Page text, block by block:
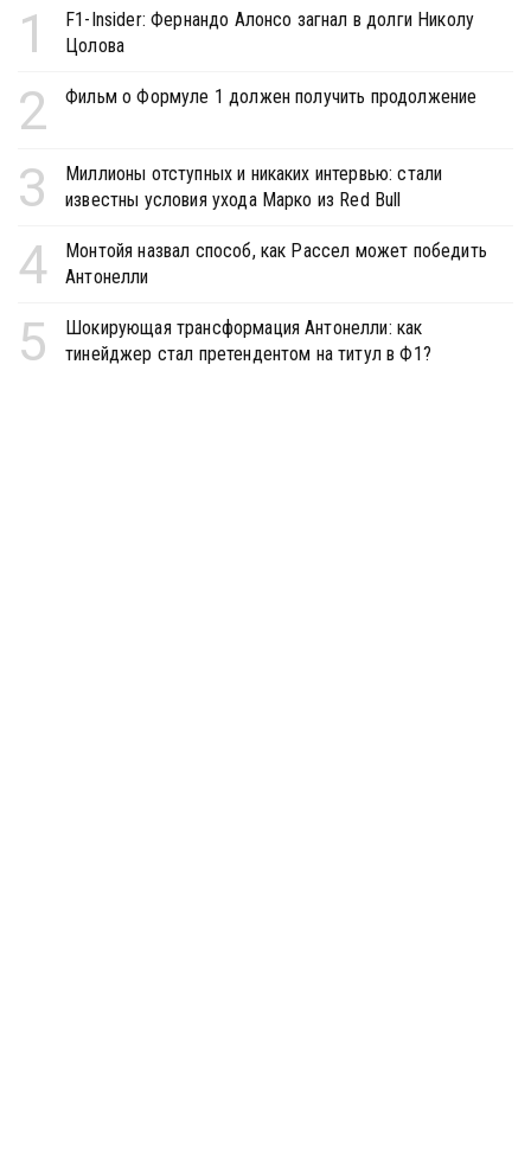
1
F1-Insider: Фернандо Алонсо загнал в долги Николу
Цолова
2 Фильм о Формуле 1 должен получить продолжение
3
Миллионы отступных и никаких интервью: стали
известны условия ухода Марко из Red Bull
4
Монтойя назвал способ, как Рассел может победить
Антонелли
5
Шокирующая трансформация Антонелли: как
тинейджер стал претендентом на титул в Ф1?